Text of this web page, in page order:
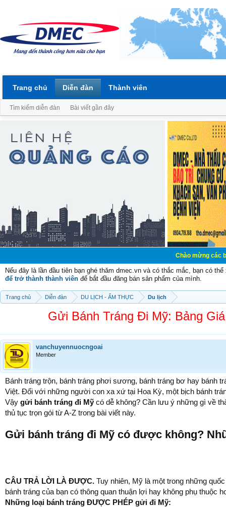
Chào mừng các bạn đến
Nếu đây là lần đầu tiên bạn ghé thăm dmec.vn và có thắc mắc, bạn có
để trở thành thành viên để bắt đầu đăng bán sản phẩm của mình.
Trang chủ Diễn đàn DU LỊCH - ẨM THỰC Du lịch
Gửi Bánh Tráng Đi Mỹ: Bảng
vanchuyennuocngoai
Member
Bánh tráng trộn, bánh tráng phơi sương, bánh tráng bơ hay bánh
Việt. Đối với những người con xa xứ tại Hoa Kỳ, một bịch bánh
Vậy gửi bánh tráng đi Mỹ có dễ không? Cần lưu ý những gì về
thủ tục trọn gói từ A-Z trong bài viết này.
Gửi bánh tráng đi Mỹ có được không?
CÂU TRẢ LỜI LÀ ĐƯỢC. Tuy nhiên, Mỹ là một trong những
bánh tráng của bạn có thông quan thuận lợi hay không phụ thuộc
Những loại bánh tráng ĐƯỢC PHÉP gửi đi Mỹ:
Trang chủ Diễn đàn
Tìm kiếm diễn đàn Bài viết gần đây
Thành viên